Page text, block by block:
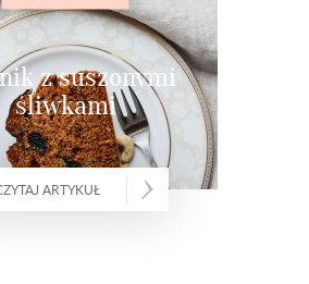
z suszonymi
śliwkami
ARTYKUŁ